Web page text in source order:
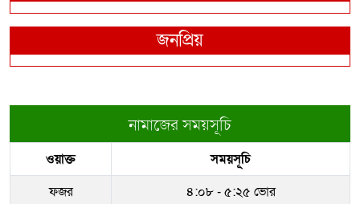
জনপ্রিয়
নামাজের সময়সূচি
ওয়াক্ত
সময়সূচি
ফজর
৪:০৮ - ৫:২৫ ভোর